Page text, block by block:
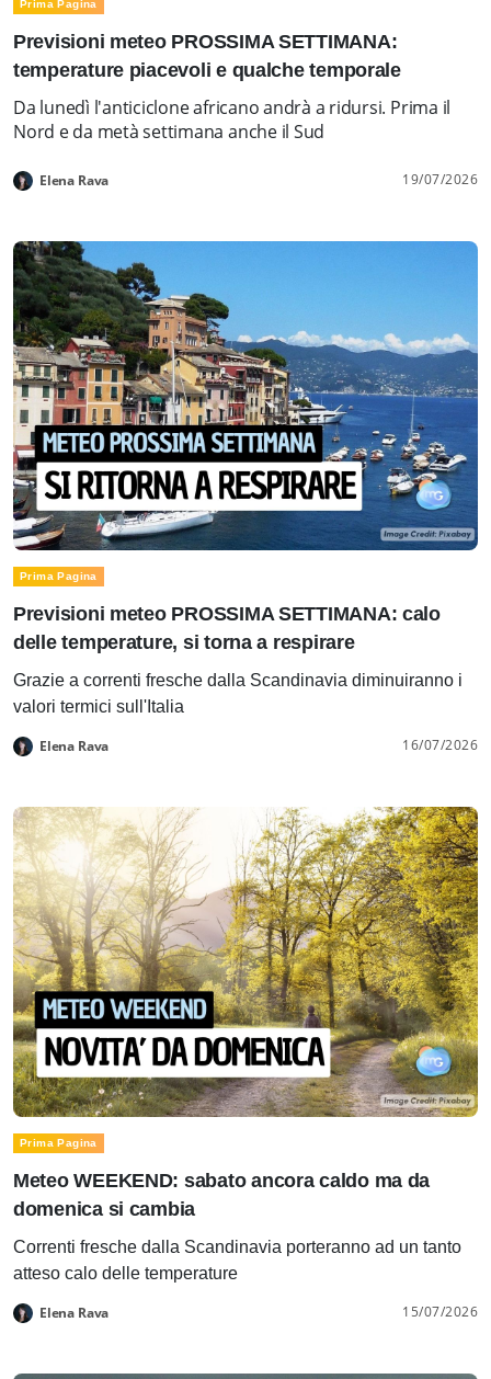
Prima Pagina
Previsioni meteo PROSSIMA SETTIMANA:
temperature piacevoli e qualche temporale
Da lunedì l'anticiclone africano andrà a ridursi. Prima il
Nord e da metà settimana anche il Sud
Elena Rava 19/07/2026
Prima Pagina
Previsioni meteo PROSSIMA SETTIMANA: calo
delle temperature, si torna a respirare
Grazie a correnti fresche dalla Scandinavia diminuiranno i
valori termici sull'Italia
Elena Rava 16/07/2026
Prima Pagina
Meteo WEEKEND: sabato ancora caldo ma da
domenica si cambia
Correnti fresche dalla Scandinavia porteranno ad un tanto
atteso calo delle temperature
Elena Rava 15/07/2026